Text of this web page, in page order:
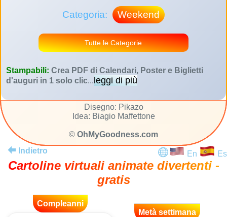
Categoria: Weekend
Tutte le Categorie
Stampabili: Crea PDF di Calendari, Poster e Biglietti
d'auguri in 1 solo clic...leggi di più
Disegno: Pikazo
Idea: Biagio Maffettone
© OhMyGoodness.com
Indietro
En Es
Cartoline virtuali animate divertenti -
gratis
Compleanni
Metà settimana